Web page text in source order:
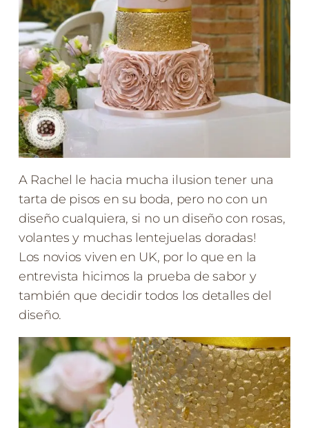
A Rachel le hacia mucha ilusion tener una
tarta de pisos en su boda, pero no con un
diseño cualquiera, si no un diseño con rosas,
volantes y muchas lentejuelas doradas!
Los novios viven en UK, por lo que en la
entrevista hicimos la prueba de sabor y
también que decidir todos los detalles del
diseño.